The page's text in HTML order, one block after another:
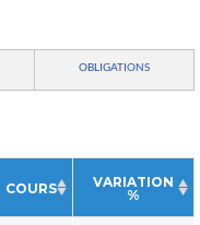
OBLIGATIONS
COURS
VARIATION
%